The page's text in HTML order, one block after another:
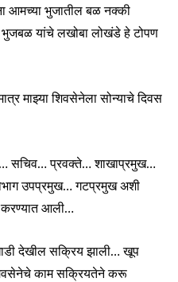
आमच्या भुजातील बळ नक्की
यांचे लखोबा लोखंडे हे टोपण
माझ्या शिवसेनेला सोन्याचे दिवस
सचिव… प्रवक्ते… शाखाप्रमुख…
उपप्रमुख… गटप्रमुख अशी
करण्यात आली…
देखील सक्रिय झाली… खूप
काम सक्रियतेने करू